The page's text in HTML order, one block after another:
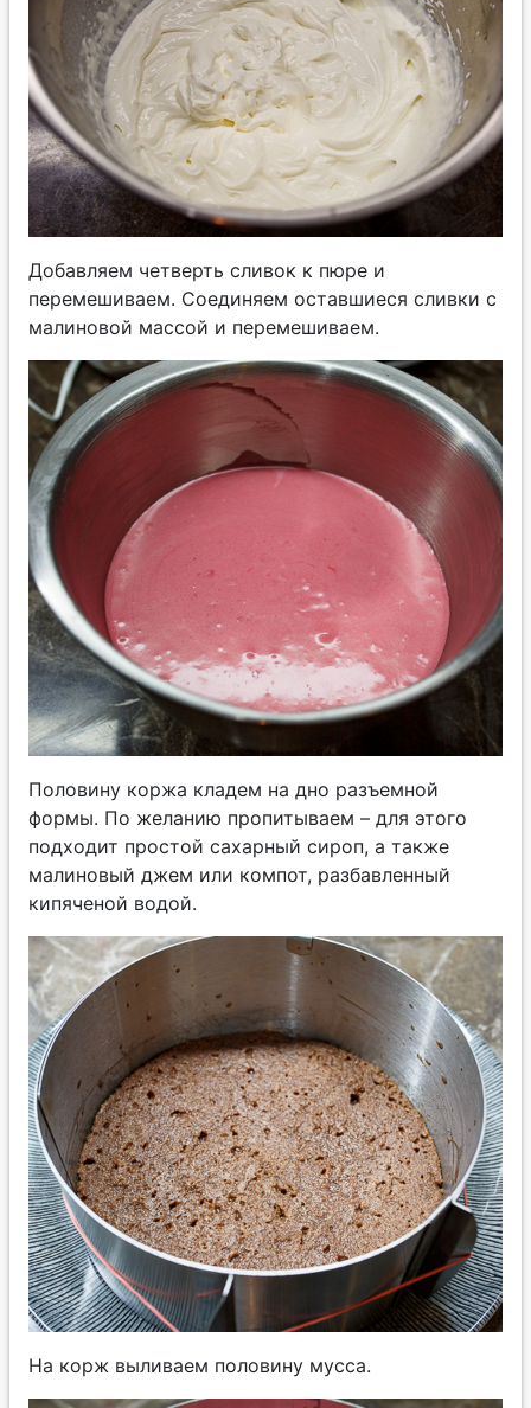
Добавляем четверть сливок к пюре и
перемешиваем. Соединяем оставшиеся сливки с
малиновой массой и перемешиваем.
Половину коржа кладем на дно разъемной
формы. По желанию пропитываем – для этого
подходит простой сахарный сироп, а также
малиновый джем или компот, разбавленный
кипяченой водой.
На корж выливаем половину мусса.